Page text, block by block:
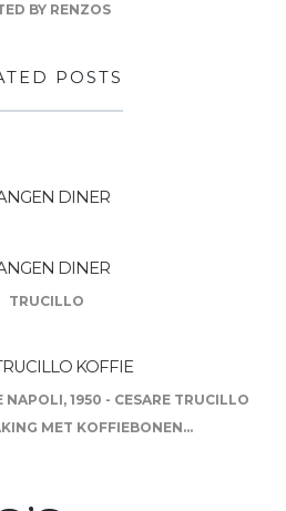
BY RENZOS
POSTS
DINER
DINER
KOFFIE
1950 - CESARE TRUCILLO
MET KOFFIEBONEN...